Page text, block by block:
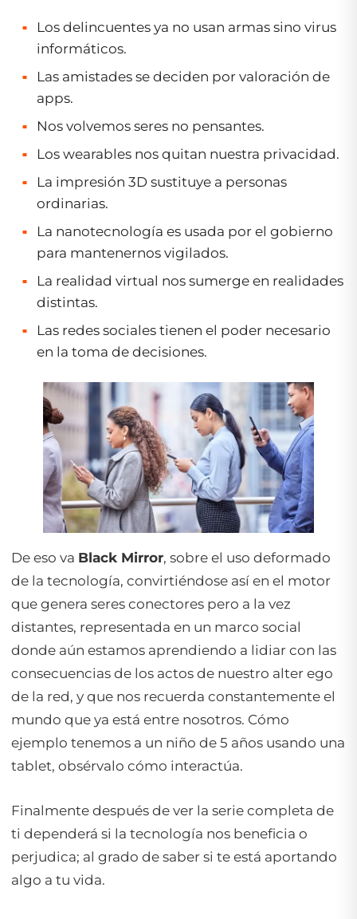
Los delincuentes ya no usan armas sino virus
informáticos.
Las amistades se deciden por valoración de
apps.
Nos volvemos seres no pensantes.
Los wearables nos quitan nuestra privacidad.
La impresión 3D sustituye a personas
ordinarias.
La nanotecnología es usada por el gobierno
para mantenernos vigilados.
La realidad virtual nos sumerge en realidades
distintas.
Las redes sociales tienen el poder necesario
en la toma de decisiones.
De eso va Black Mirror, sobre el uso deformado
de la tecnología, convirtiéndose así en el motor
que genera seres conectores pero a la vez
distantes, representada en un marco social
donde aún estamos aprendiendo a lidiar con las
consecuencias de los actos de nuestro alter ego
de la red, y que nos recuerda constantemente el
mundo que ya está entre nosotros. Cómo
ejemplo tenemos a un niño de 5 años usando una
tablet, obsérvalo cómo interactúa.
Finalmente después de ver la serie completa de
ti dependerá si la tecnología nos beneficia o
perjudica; al grado de saber si te está aportando
algo a tu vida.